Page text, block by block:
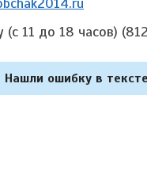
11 до 18 часов)
Нашли ошибку в